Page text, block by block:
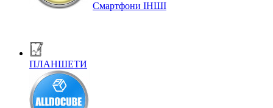
Смартфони ІНШІ
ПЛАНШЕТИ